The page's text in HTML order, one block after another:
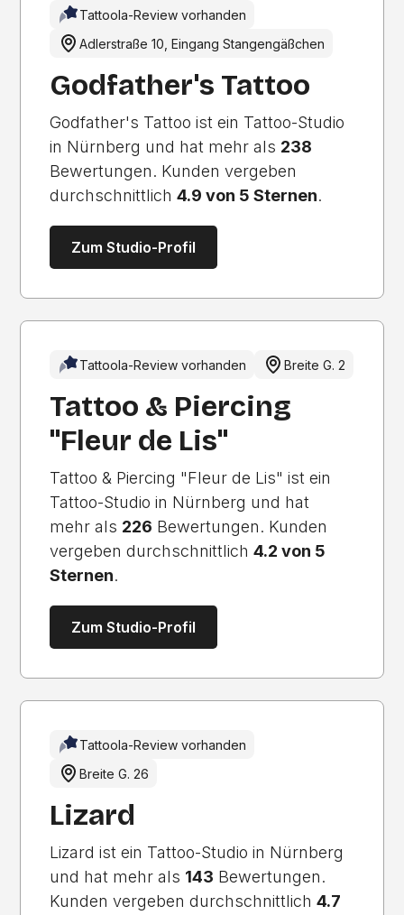
Tattoola-Review vorhanden
Adlerstraße 10, Eingang Stangengäßchen
Godfather's Tattoo
Godfather's Tattoo ist ein Tattoo-Studio
in Nürnberg und hat mehr als 238
Bewertungen. Kunden vergeben
durchschnittlich4.9 von 5 Sternen.
Zum Studio-Profil
Tattoola-Review vorhanden Breite G. 2
Tattoo & Piercing
"Fleur de Lis"
Tattoo & Piercing "Fleur de Lis" ist ein
Tattoo-Studio in Nürnberg und hat
mehr als 226 Bewertungen. Kunden
vergeben durchschnittlich4.2 von 5
Sternen.
Zum Studio-Profil
Tattoola-Review vorhanden
Breite G. 26
Lizard
Lizard ist ein Tattoo-Studio in Nürnberg
und hat mehr als 143 Bewertungen.
Kunden vergeben durchschnittlich4.7